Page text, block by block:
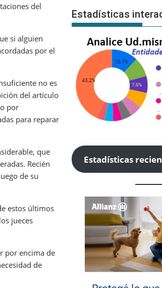
del
si alguien
por el
no es
del artículo
por
para reparar
que
Recién
de su
estos últimos
jueces
por encima de
de
Estadísticas
Estadísticas